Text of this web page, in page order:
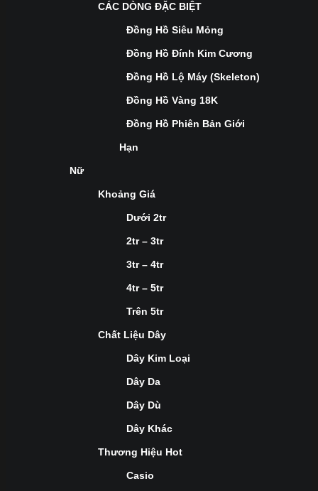
CÁC DÒNG ĐẶC BIỆT
Đồng Hồ Siêu Mỏng
Đồng Hồ Đính Kim Cương
Đồng Hồ Lộ Máy (Skeleton)
Đồng Hồ Vàng 18K
Đồng Hồ Phiên Bản Giới
Hạn
Nữ
Khoảng Giá
Dưới 2tr
2tr – 3tr
3tr – 4tr
4tr – 5tr
Trên 5tr
Chất Liệu Dây
Dây Kim Loại
Dây Da
Dây Dù
Dây Khác
Thương Hiệu Hot
Casio